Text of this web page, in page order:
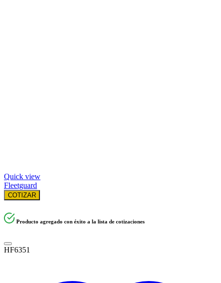
Quick view
Fleetguard
COTIZAR
Producto agregado con éxito a la lista de cotizaciones
HF6351